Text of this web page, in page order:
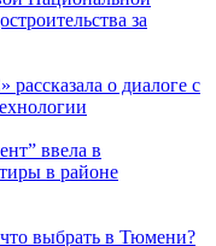
за
о диалоге с
ввела в
в районе
выбрать в Тюмени?